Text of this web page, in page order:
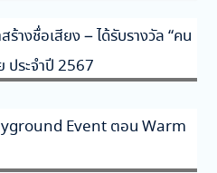
ร้างชื่อเสียง – ได้รับรางวัล “คน
ประจำปี 2567
Event ตอน Warm